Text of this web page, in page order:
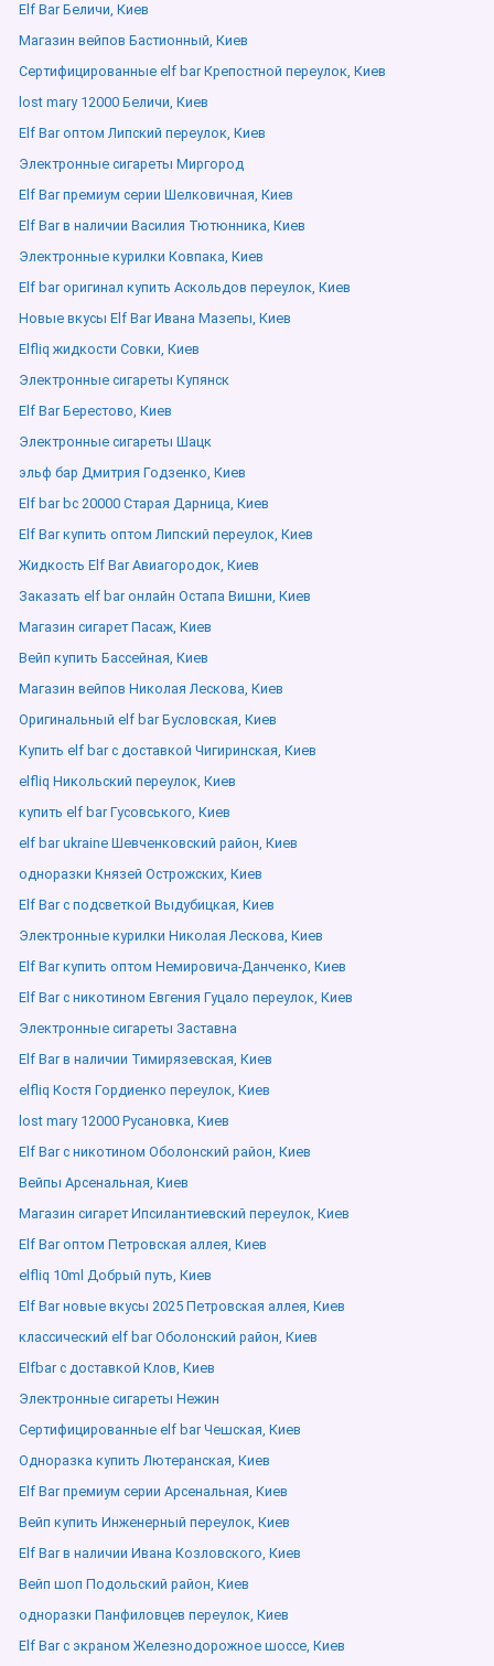
Elf Bar Беличи, Киев
Магазин вейпов Бастионный, Киев
Сертифицированные elf bar Крепостной переулок, Киев
lost mary 12000 Беличи, Киев
Elf Bar оптом Липский переулок, Киев
Электронные сигареты Миргород
Elf Bar премиум серии Шелковичная, Киев
Elf Bar в наличии Василия Тютюнника, Киев
Электронные курилки Ковпака, Киев
Elf bar оригинал купить Аскольдов переулок, Киев
Новые вкусы Elf Bar Ивана Мазепы, Киев
Elfliq жидкости Совки, Киев
Электронные сигареты Купянск
Elf Bar Берестово, Киев
Электронные сигареты Шацк
эльф бар Дмитрия Годзенко, Киев
Elf bar bc 20000 Старая Дарница, Киев
Elf Bar купить оптом Липский переулок, Киев
Жидкость Elf Bar Авиагородок, Киев
Заказать elf bar онлайн Остапа Вишни, Киев
Магазин сигарет Пасаж, Киев
Вейп купить Бассейная, Киев
Магазин вейпов Николая Лескова, Киев
Оригинальный elf bar Бусловская, Киев
Купить elf bar с доставкой Чигиринская, Киев
elfliq Никольский переулок, Киев
купить elf bar Гусовського, Киев
elf bar ukraine Шевченковский район, Киев
одноразки Князей Острожских, Киев
Elf Bar с подсветкой Выдубицкая, Киев
Электронные курилки Николая Лескова, Киев
Elf Bar купить оптом Немировича-Данченко, Киев
Elf Bar с никотином Евгения Гуцало переулок, Киев
Электронные сигареты Заставна
Elf Bar в наличии Тимирязевская, Киев
elfliq Костя Гордиенко переулок, Киев
lost mary 12000 Русановка, Киев
Elf Bar с никотином Оболонский район, Киев
Вейпы Арсенальная, Киев
Магазин сигарет Ипсилантиевский переулок, Киев
Elf Bar оптом Петровская аллея, Киев
elfliq 10ml Добрый путь, Киев
Elf Bar новые вкусы 2025 Петровская аллея, Киев
классический elf bar Оболонский район, Киев
Elfbar с доставкой Клов, Киев
Электронные сигареты Нежин
Сертифицированные elf bar Чешская, Киев
Одноразка купить Лютеранская, Киев
Elf Bar премиум серии Арсенальная, Киев
Вейп купить Инженерный переулок, Киев
Elf Bar в наличии Ивана Козловского, Киев
Вейп шоп Подольский район, Киев
одноразки Панфиловцев переулок, Киев
Elf Bar с экраном Железнодорожное шоссе, Киев